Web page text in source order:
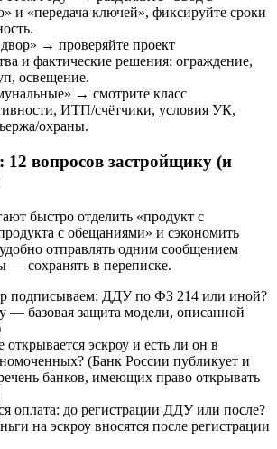
и «передача ключей», фиксируйте сроки
→ проверяйте проект
и фактические решения: ограждение,
освещение.
→ смотрите класс
ИТП/счётчики, условия УК,
охраны.
вопросов застройщику (и
быстро отделить «продукт с
с обещаниями» и сэкономить
отправлять одним сообщением
— сохранять в переписке.
подписываем: ДДУ по ФЗ 214 или иной?
— базовая защита модели, описанной
открывается эскроу и есть ли он в
(Банк России публикует и
банков, имеющих право открывать
оплата: до регистрации ДДУ или после?
на эскроу вносятся после регистрации